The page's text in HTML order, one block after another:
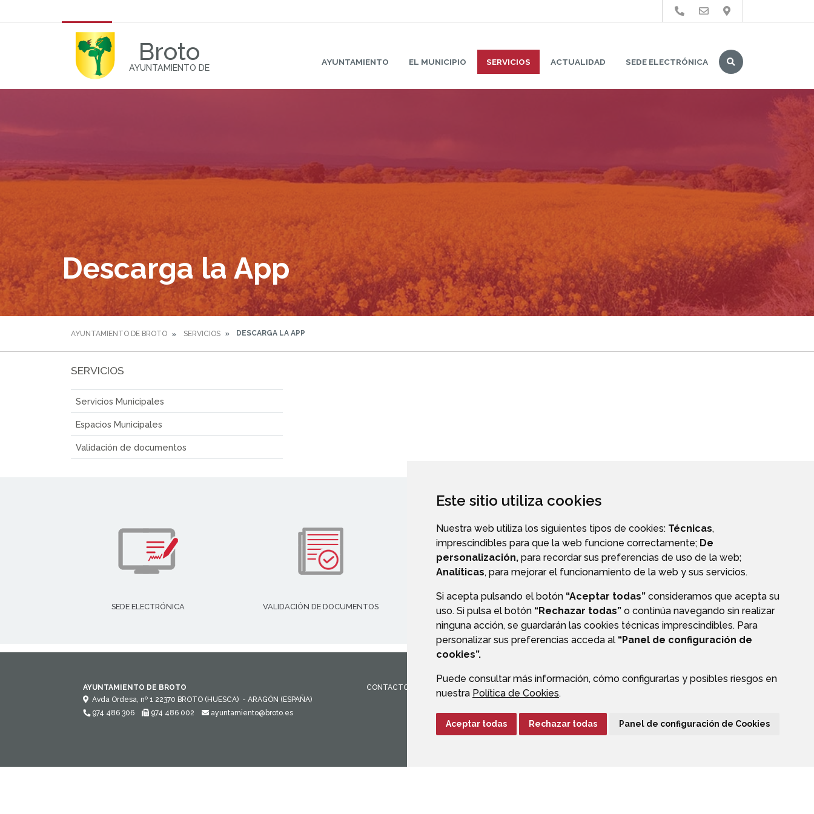
Este sitio utiliza cookies
Nuestra web utiliza los siguientes tipos de cookies: Técnicas,
imprescindibles para que la web funcione correctamente; De
personalización, para recordar sus preferencias de uso de la web;
Analíticas, para mejorar el funcionamiento de la web y sus servicios.
Si acepta pulsando el botón “Aceptar todas” consideramos que acepta su
uso. Si pulsa el botón “Rechazar todas” o continúa navegando sin realizar
ninguna acción, se guardarán las cookies técnicas imprescindibles. Para
personalizar sus preferencias acceda al “Panel de configuración de
cookies”.
Puede consultar más información, cómo configurarlas y posibles riesgos en
nuestra Política de Cookies.
Aceptar todas Rechazar todas Panel de configuración de Cookies
Broto
AYUNTAMIENTO DE
AYUNTAMIENTO EL MUNICIPIO SERVICIOS ACTUALIDAD SEDE ELECTRÓNICA
Buscar
Descarga la App
AYUNTAMIENTO DE BROTO SERVICIOS DESCARGA LA APP
SERVICIOS
Servicios Municipales
Espacios Municipales
Validación de documentos
SEDE ELECTRÓNICA VALIDACIÓN DE DOCUMENTOS TRANSPARENCIA PERFIL DEL CONTRATANTE
AYUNTAMIENTO DE BROTO
Avda Ordesa, nº 1 22370 BROTO (HUESCA) - ARAGÓN (ESPAÑA)
974 486 306
974 486 002 ayuntamiento@broto.es
CONTACTO ACCESIBILIDAD POLÍTICA DE COOKIES